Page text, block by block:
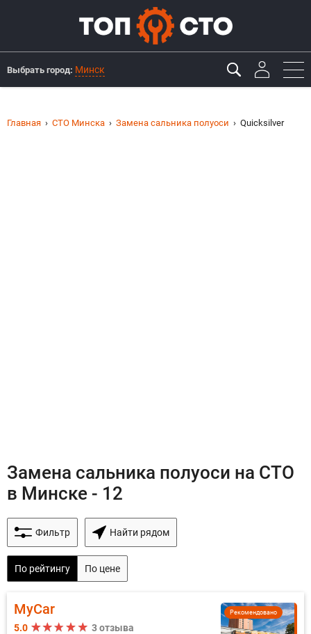
Выбрать город: Минск
Главная СТО Минска Замена сальника полуоси Quicksilver
Замена сальника полуоси на СТО
в Минске - 12
Фильтр Найти рядом
По рейтингу По цене
Рекомендовано
MyCar
5.0
3 отзыва